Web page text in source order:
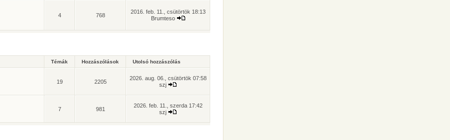
4 768
2016. feb. 11., csütörtök 18:13
Brumteso
Témák Hozzászólások Utolsó hozzászólás
19 2205
2026. aug. 06., csütörtök 07:58
szj
7 981
2026. feb. 11., szerda 17:42
szj